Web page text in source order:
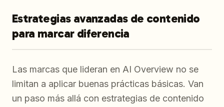
Estrategias avanzadas de contenido
para marcar diferencia
Las marcas que lideran en AI Overview no se
limitan a aplicar buenas prácticas básicas. Van
un paso más allá con estrategias de contenido